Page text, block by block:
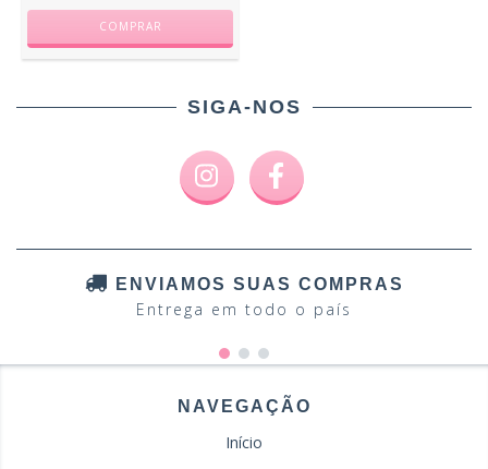
COMPRAR
SIGA-NOS
ENVIAMOS SUAS COMPRAS
Entrega em todo o país
NAVEGAÇÃO
Início